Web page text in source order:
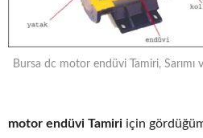
Bursa dc motor endüvi Tamiri, Sarımı
motor endüvi Tamiri için